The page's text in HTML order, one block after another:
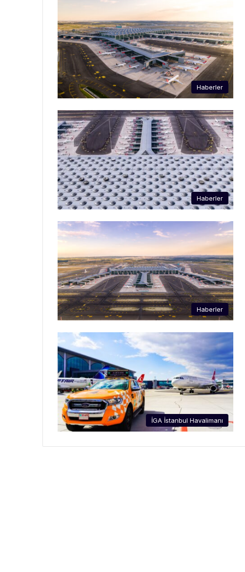
Haberler
Haberler
Haberler
İGA İstanbul Havalimanı